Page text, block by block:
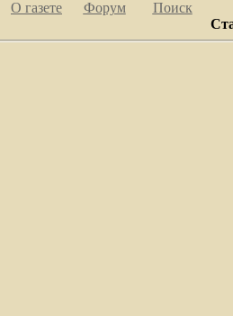
О газете Форум
Поиск